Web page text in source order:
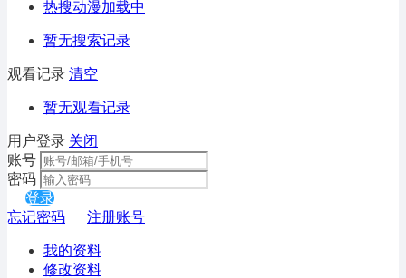
热搜动漫加载中
暂无搜索记录
观看记录 清空
暂无观看记录
用户登录 关闭
账号
密码
登录
忘记密码
注册账号
我的资料
修改资料